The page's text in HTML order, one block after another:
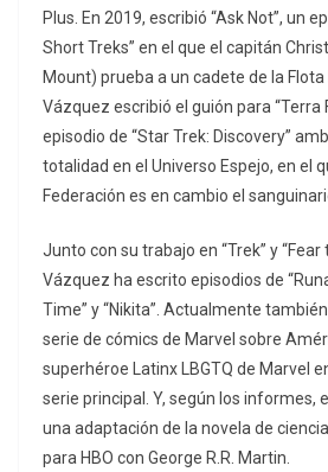
Plus. En 2019, escribió “Ask Not”, un
Short Treks” en el que el capitán
Mount) prueba a un cadete de la Flota
Vázquez escribió el guión para “Terra
episodio de “Star Trek: Discovery”
totalidad en el Universo Espejo, en el
Federación es en cambio el
Junto con su trabajo en “Trek” y “Fear
Vázquez ha escrito episodios de
Time” y “Nikita”. Actualmente
serie de cómics de Marvel sobre
superhéroe Latinx LBGTQ de Marvel
serie principal. Y, según los informes,
una adaptación de la novela de
para HBO con George R.R. Martin.